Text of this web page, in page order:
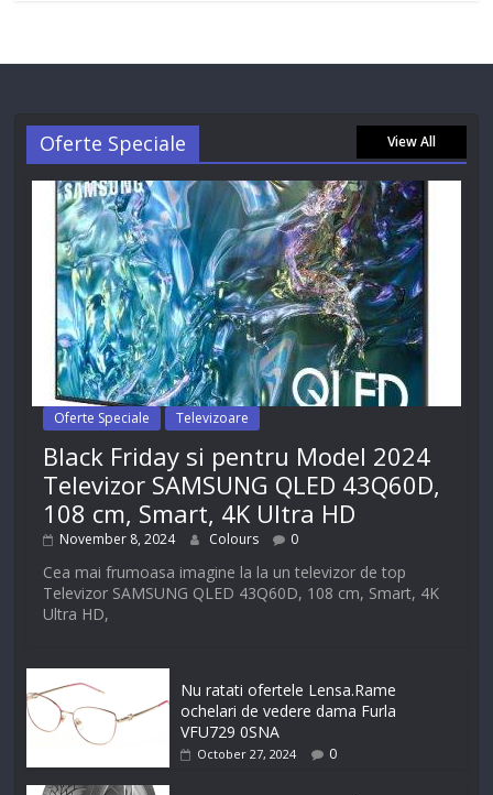
Oferte Speciale View All
Oferte Speciale Televizoare
Black Friday si pentru Model 2024
Televizor SAMSUNG QLED 43Q60D,
108 cm, Smart, 4K Ultra HD
November 8, 2024 Colours 0
Cea mai frumoasa imagine la la un televizor de top
Televizor SAMSUNG QLED 43Q60D, 108 cm, Smart, 4K
Ultra HD,
Nu ratati ofertele Lensa.Rame
ochelari de vedere dama Furla
VFU729 0SNA
October 27, 2024 0